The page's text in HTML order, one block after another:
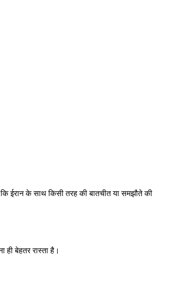
ईरान के साथ किसी तरह की बातचीत या समझौते की
बेहतर रास्ता है।